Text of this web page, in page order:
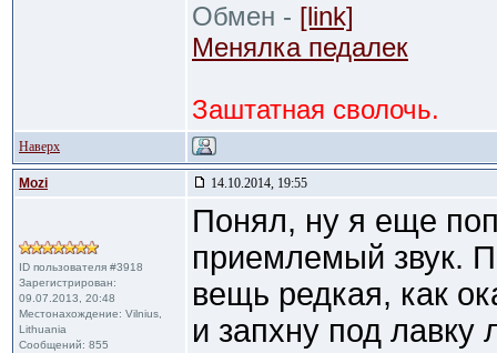
Обмен - [link]
Менялка педалек
Заштатная сволочь.
Наверх
Mozi 14.10.2014, 19:55
ID пользователя #3918
Зарегистрирован:
09.07.2013, 20:48
Местонахождение: Vilnius,
Lithuania
Сообщений: 855
Понял, ну я еще
приемлемый звук.
вещь редкая, как
и запхну под лавку